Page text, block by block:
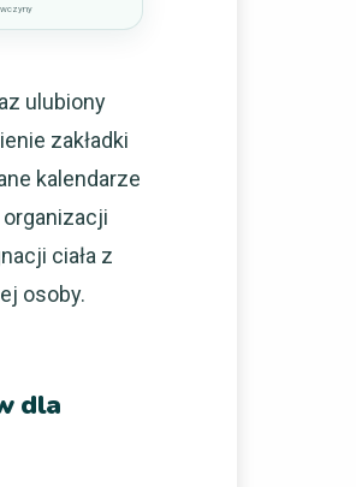
ulubiony
zakładki
kalendarze
ciała z
osoby.
dla